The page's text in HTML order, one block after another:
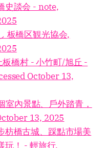
史談会 - note,
板橋区観光協会,
橋村 - 小竹町/旭丘 -
October 13,
內景點、戶外踏青，
13, 2025
枋橋古城、踩點市場美
玩！ - 輕旅行,